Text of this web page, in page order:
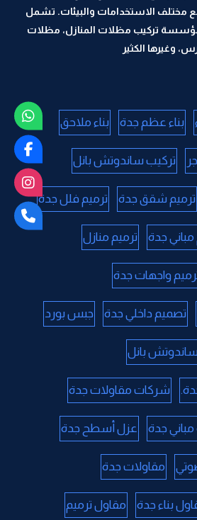
مختلف الاستخدامات والبيئات. تشمل
تركيب مظلات المنازل، مظلات
وغيرها الكثير
بناء عظم جدة بناء ملاحق
تركيب ساندوتش بانل
ترميم شقق جدة ترميم فلل جدة
مباني جدة ترميم منازل
واجهات جدة
تصميم داخلي جدة جبس بورد
ساندوتش بانل
شركات مقاولات جدة
مباني جدة عزل أسطح جدة
مقاولات جدة
بناء جدة مقاول ترميم